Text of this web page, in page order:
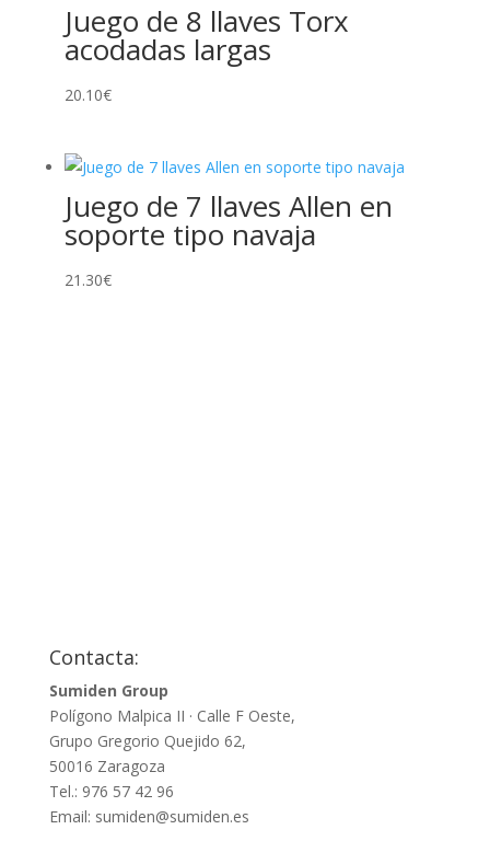
Juego de 8 llaves Torx
acodadas largas
20.10€
Juego de 7 llaves Allen en
soporte tipo navaja
21.30€
Contacta:
Sumiden Group
Polígono Malpica II · Calle F Oeste,
Grupo Gregorio Quejido 62,
50016 Zaragoza
Tel.: 976 57 42 96
Email: sumiden@sumiden.es